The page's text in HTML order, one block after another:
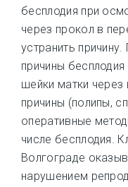
бесплодия при
через прокол в
устранить
причины
шейки матки через
причины (полипы,
оперативные
числе бесплодия.
Волгограде
нарушением